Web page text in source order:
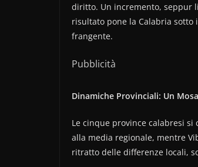
diritto. Un incremento, seppur
risultato pone la Calabria sotto
frangente.
Pubblicità
Dinamiche Provinciali: Un
Le cinque province calabresi
alla media regionale, mentre
ritratto delle differenze locali,